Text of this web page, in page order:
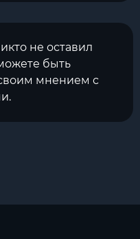
не оставил
быть
мнением с